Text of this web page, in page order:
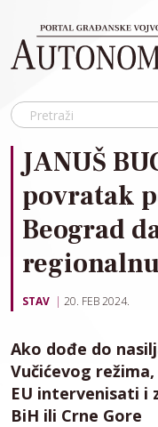
JANUŠ
povratak
Beograd
STAV 20. FEB 2024.
Ako dođe do
Vučićevog
EU intervenisati i
BiH ili Crne Gore